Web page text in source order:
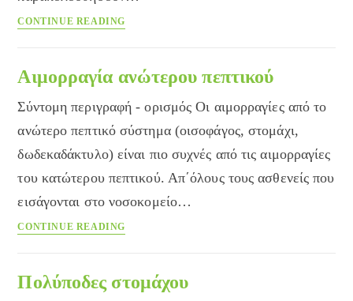
CONTINUE READING
Αιμορραγία ανώτερου πεπτικού
Σύντομη περιγραφή - ορισμός Οι αιμορραγίες από το
ανώτερο πεπτικό σύστημα (οισοφάγος, στομάχι,
δωδεκαδάκτυλο) είναι πιο συχνές από τις αιμορραγίες
του κατώτερου πεπτικού. Απ΄όλους τους ασθενείς που
εισάγονται στο νοσοκομείο…
CONTINUE READING
Πολύποδες στομάχου